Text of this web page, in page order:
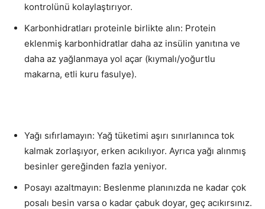
kontrolünü kolaylaştırıyor.
Karbonhidratları proteinle birlikte alın: Protein
eklenmiş karbonhidratlar daha az insülin yanıtına ve
daha az yağlanmaya yol açar (kıymalı/yoğurtlu
makarna, etli kuru fasulye).
Yağı sıfırlamayın: Yağ tüketimi aşırı sınırlanınca tok
kalmak zorlaşıyor, erken acıkılıyor. Ayrıca yağı alınmış
besinler gereğinden fazla yeniyor.
Posayı azaltmayın: Beslenme planınızda ne kadar çok
posalı besin varsa o kadar çabuk doyar, geç acıkırsınız.